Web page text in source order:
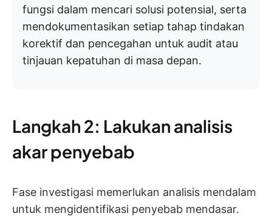
fungsi dalam mencari solusi potensial, serta
mendokumentasikan setiap tahap tindakan
korektif dan pencegahan untuk audit atau
tinjauan kepatuhan di masa depan.
Langkah 2: Lakukan analisis
akar penyebab
Fase investigasi memerlukan analisis mendalam
untuk mengidentifikasi penyebab mendasar.